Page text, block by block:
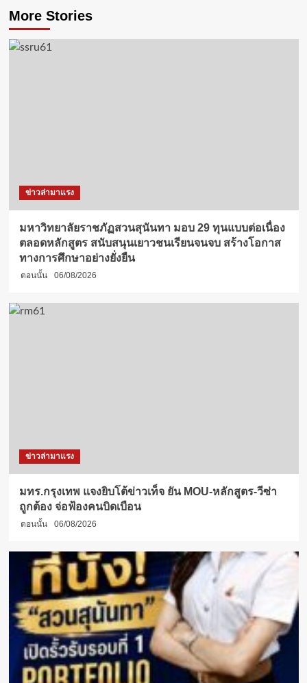
More Stories
ข่าวล่ามาแรง
มหาวิทยาลัยราชภัฏสวนสุนันทา มอบ 29 ทุนแบบต่อเนื่อง
ตลอดหลักสูตร สนับสนุนเยาวชนเรียนจนจบ สร้างโอกาส
ทางการศึกษาอย่างยั่งยืน
ตอนนั้น 06/08/2026
ข่าวล่ามาแรง
มทร.กรุงเทพ แจงยิบโต้ข่าวเท็จ ยัน MOU-หลักสูตร-วีซ่า
ถูกต้อง จ่อฟ้องคนบิดเบือน
ตอนนั้น 06/08/2026